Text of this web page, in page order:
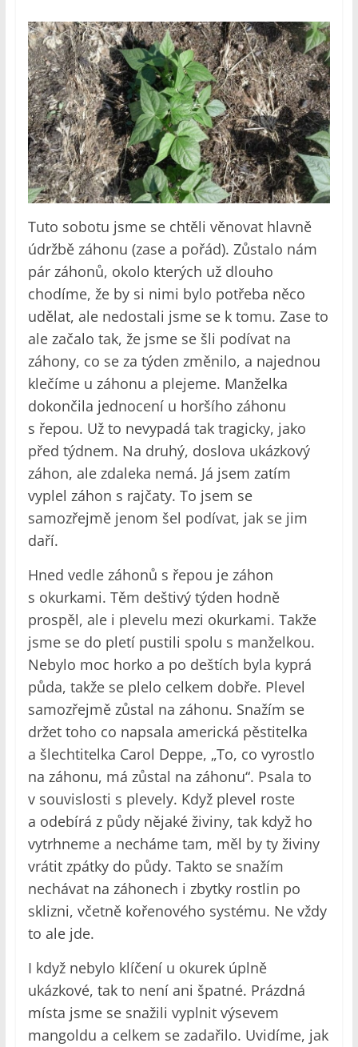
Tuto sobotu jsme se chtěli věnovat hlavně
údržbě záhonu (zase a pořád). Zůstalo nám
pár záhonů, okolo kterých už dlouho
chodíme, že by si nimi bylo potřeba něco
udělat, ale nedostali jsme se k tomu. Zase to
ale začalo tak, že jsme se šli podívat na
záhony, co se za týden změnilo, a najednou
klečíme u záhonu a plejeme. Manželka
dokončila jednocení u horšího záhonu
s řepou. Už to nevypadá tak tragicky, jako
před týdnem. Na druhý, doslova ukázkový
záhon, ale zdaleka nemá. Já jsem zatím
vyplel záhon s rajčaty. To jsem se
samozřejmě jenom šel podívat, jak se jim
daří.
Hned vedle záhonů s řepou je záhon
s okurkami. Těm deštivý týden hodně
prospěl, ale i plevelu mezi okurkami. Takže
jsme se do pletí pustili spolu s manželkou.
Nebylo moc horko a po deštích byla kyprá
půda, takže se plelo celkem dobře. Plevel
samozřejmě zůstal na záhonu. Snažím se
držet toho co napsala americká pěstitelka
a šlechtitelka Carol Deppe, „To, co vyrostlo
na záhonu, má zůstal na záhonu“. Psala to
v souvislosti s plevely. Když plevel roste
a odebírá z půdy nějaké živiny, tak když ho
vytrhneme a necháme tam, měl by ty živiny
vrátit zpátky do půdy. Takto se snažím
nechávat na záhonech i zbytky rostlin po
sklizni, včetně kořenového systému. Ne vždy
to ale jde.
I když nebylo klíčení u okurek úplně
ukázkové, tak to není ani špatné. Prázdná
místa jsme se snažili vyplnit výsevem
mangoldu a celkem se zadařilo. Uvidíme, jak